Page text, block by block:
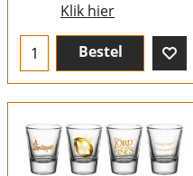
Klik hier
Bestel